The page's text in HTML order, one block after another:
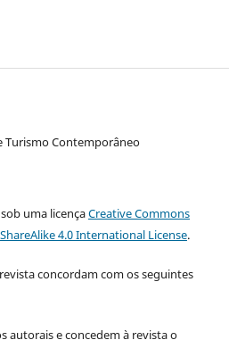
Turismo Contemporâneo
uma licençaCreative Commons
4.0 International License.
concordam com os seguintes
autorais e concedem à revista o